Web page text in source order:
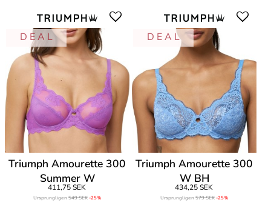
D E A L
Triumph Amourette 300
Summer W
411,75 SEK
Ursprungligen549 SEK-25%
D E A L
Triumph Amourette 300
W BH
434,25 SEK
Ursprungligen579 SEK-25%